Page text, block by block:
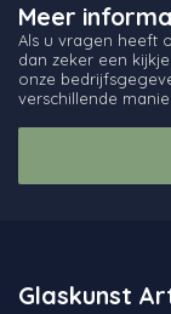
Meer
Als u vragen heeft
dan zeker een
onze
verschillende
Glaskunst